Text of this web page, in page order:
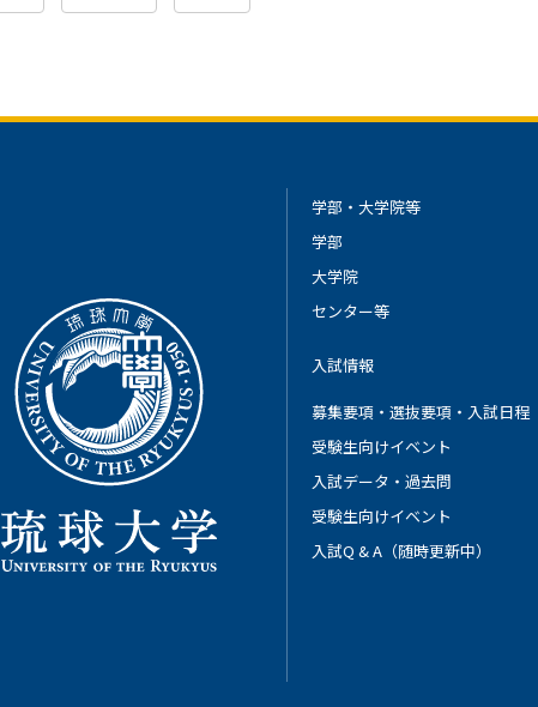
学部・大学院等
学部
大学院
センター等
入試情報
募集要項・選抜要項・入試日程
受験生向けイベント
入試データ・過去問
受験生向けイベント
入試Q & A（随時更新中）